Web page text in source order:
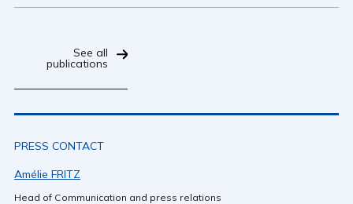
See all
publications
PRESS CONTACT
Amélie FRITZ
Head of Communication and press relations